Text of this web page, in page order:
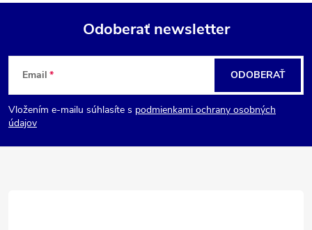
Z
á
p
Odoberať newsletter
Email
Vložením e-mailu súhlasíte s podmienkami ochrany osobných
údajov
ODOBERAŤ